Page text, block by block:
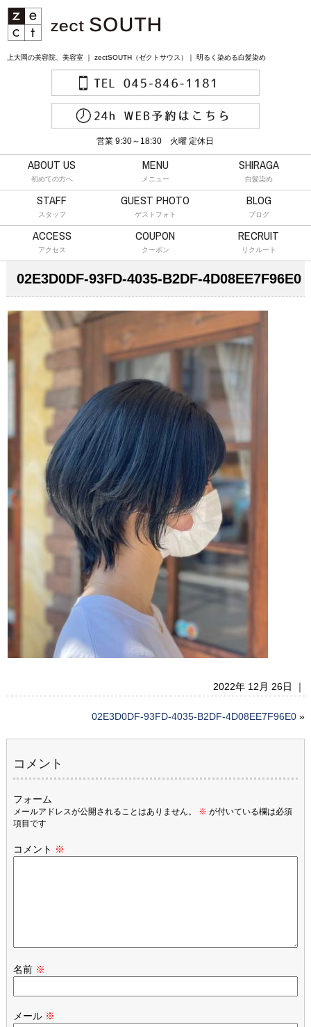
上大岡の美容院、美容室 ｜ zectSOUTH（ゼクトサウス）｜ 明るく染める白髪染め
営業 9:30～18:30 火曜 定休日
ABOUT US
初めての方へ
MENU
メニュー
SHIRAGA
白髪染め
STAFF
スタッフ
GUEST PHOTO
ゲストフォト
BLOG
ブログ
ACCESS
アクセス
COUPON
クーポン
RECRUIT
リクルート
02E3D0DF-93FD-4035-B2DF-4D08EE7F96E0
2022年 12月 26日 ｜
02E3D0DF-93FD-4035-B2DF-4D08EE7F96E0 »
コメント
フォーム
メールアドレスが公開されることはありません。 ※ が付いている欄は必須
項目です
コメント ※
名前 ※
メール ※